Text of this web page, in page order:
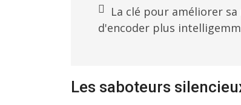
La clé pour améliorer
d'encoder plus
Les saboteurs